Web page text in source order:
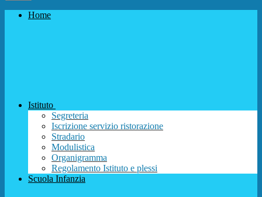
Home
Istituto
Segreteria
Iscrizione servizio ristorazione
Stradario
Modulistica
Organigramma
Regolamento Istituto e plessi
Scuola Infanzia